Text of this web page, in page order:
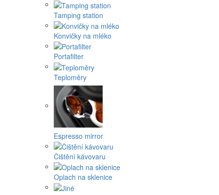
Tamping station
Konvičky na mléko
Portafilter
Teploměry
Espresso mirror
Čištění kávovaru
Oplach na sklenice